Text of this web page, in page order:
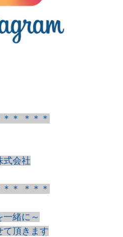
＊ ＊＊＊
会社
＊ ＊＊＊
一緒に～
頂きます